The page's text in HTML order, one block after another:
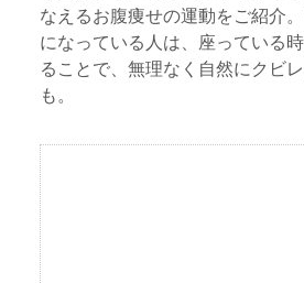
なえるお腹痩せの運動をご紹介
になっている人は、座っている
ることで、無理なく自然にクビ
も。